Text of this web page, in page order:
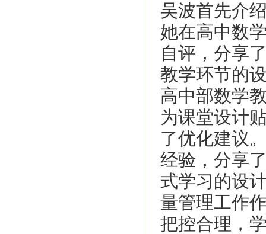
吴波首先介
她在高中数
自评，分享
教学环节的
高中部数学
为课堂设计
了优化建议
经验，分享
式学习的设
量管理工作
把控合理，